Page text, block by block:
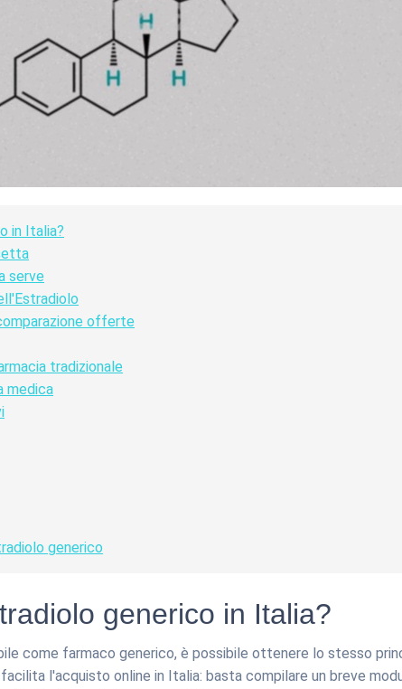
in Italia?
serve
offerte
tradizionale
medica
generico
generico in Italia?
come farmaco generico, è possibile ottenere lo stesso
l'acquisto online in Italia: basta compilare un breve